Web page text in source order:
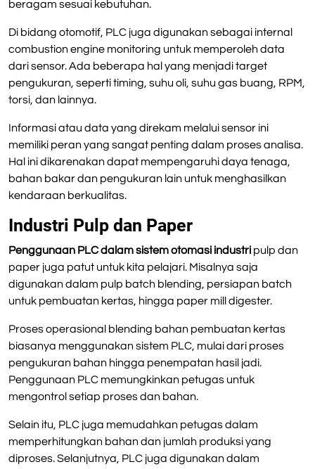
beragam sesuai kebutuhan.
Di bidang otomotif, PLC juga digunakan sebagai internal
combustion engine monitoring untuk memperoleh data
dari sensor. Ada beberapa hal yang menjadi target
pengukuran, seperti timing, suhu oli, suhu gas buang, RPM,
torsi, dan lainnya.
Informasi atau data yang direkam melalui sensor ini
memiliki peran yang sangat penting dalam proses analisa.
Hal ini dikarenakan dapat mempengaruhi daya tenaga,
bahan bakar dan pengukuran lain untuk menghasilkan
kendaraan berkualitas.
Industri Pulp dan Paper
Penggunaan PLC dalam sistem otomasi industri pulp dan
paper juga patut untuk kita pelajari. Misalnya saja
digunakan dalam pulp batch blending, persiapan batch
untuk pembuatan kertas, hingga paper mill digester.
Proses operasional blending bahan pembuatan kertas
biasanya menggunakan sistem PLC, mulai dari proses
pengukuran bahan hingga penempatan hasil jadi.
Penggunaan PLC memungkinkan petugas untuk
mengontrol setiap proses dan bahan.
Selain itu, PLC juga memudahkan petugas dalam
memperhitungkan bahan dan jumlah produksi yang
diproses. Selanjutnya, PLC juga digunakan dalam